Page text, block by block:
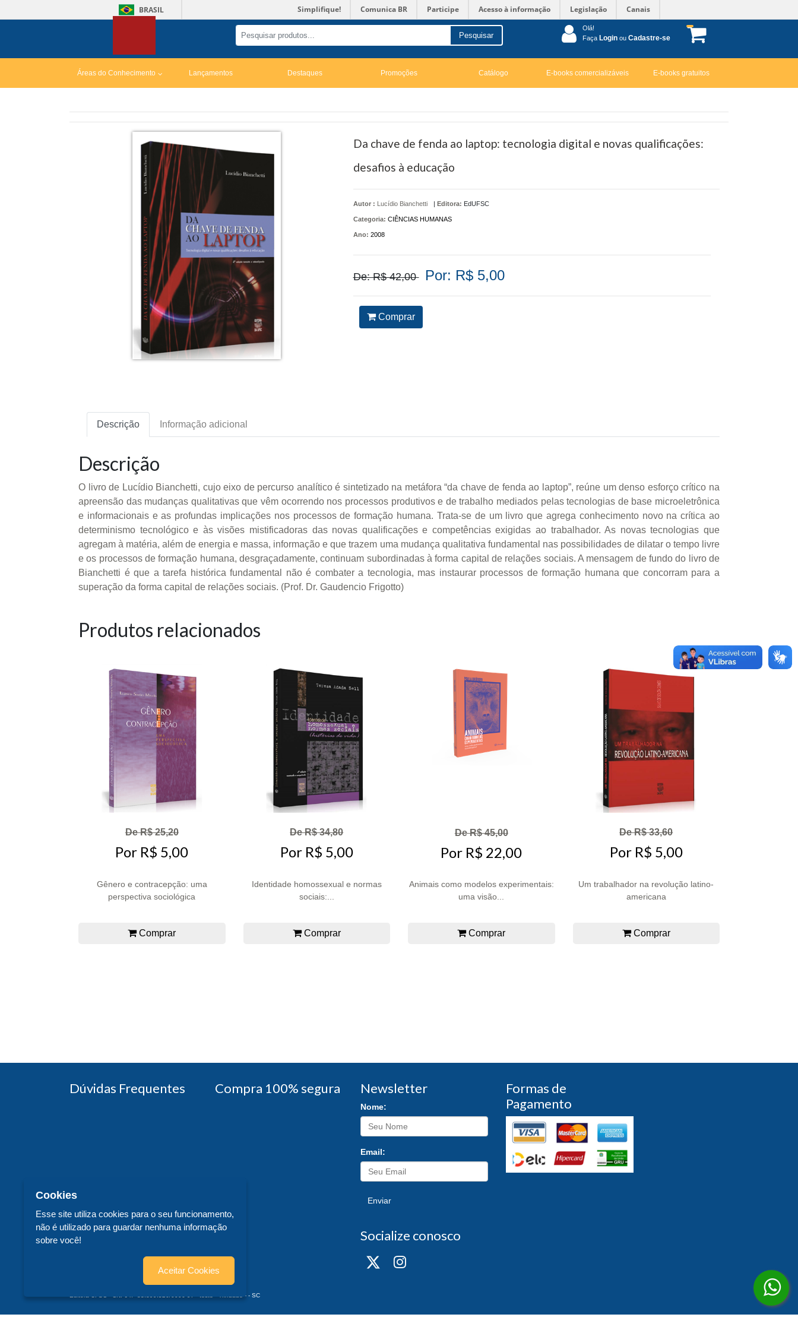
BRASIL Simplifique! Comunica BR Participe Acesso à informação Legislação Canais
Pesquisar
Olá!
Faça Login ou Cadastre-se
Áreas do Conhecimento Lançamentos Destaques Promoções Catálogo E-books comercializáveis E-books gratuitos
Da chave de fenda ao laptop: tecnologia digital e novas qualificações:
desafios à educação
Autor : Lucídio Bianchetti | Editora: EdUFSC
Categoria: CIÊNCIAS HUMANAS
Ano: 2008
De: R$ 42,00 Por: R$ 5,00
Comprar
Descrição Informação adicional
Descrição
O livro de Lucídio Bianchetti, cujo eixo de percurso analítico é sintetizado na metáfora “da chave de fenda ao laptop”, reúne um denso esforço crítico na
apreensão das mudanças qualitativas que vêm ocorrendo nos processos produtivos e de trabalho mediados pelas tecnologias de base microeletrônica
e informacionais e as profundas implicações nos processos de formação humana. Trata-se de um livro que agrega conhecimento novo na crítica ao
determinismo tecnológico e às visões mistificadoras das novas qualificações e competências exigidas ao trabalhador. As novas tecnologias que
agregam à matéria, além de energia e massa, informação e que trazem uma mudança qualitativa fundamental nas possibilidades de dilatar o tempo livre
e os processos de formação humana, desgraçadamente, continuam subordinadas à forma capital de relações sociais. A mensagem de fundo do livro de
Bianchetti é que a tarefa histórica fundamental não é combater a tecnologia, mas instaurar processos de formação humana que concorram para a
superação da forma capital de relações sociais. (Prof. Dr. Gaudencio Frigotto)
Produtos relacionados
De R$ 25,20
Por R$ 5,00
Gênero e contracepção: uma
perspectiva sociológica
Comprar
De R$ 34,80
Por R$ 5,00
Identidade homossexual e normas
sociais:...
Comprar
De R$ 45,00
Por R$ 22,00
Animais como modelos experimentais:
uma visão...
Comprar
De R$ 33,60
Por R$ 5,00
Um trabalhador na revolução latino-
americana
Comprar
Dúvidas Frequentes Compra 100% segura Newsletter
Nome:
Email:
Enviar
Socialize conosco
Formas de
Pagamento
Editora UFSC - CNPJ n° 83.899.526/0006-97 - teste - Trindade - - SC
Cookies
Esse site utiliza cookies para o seu funcionamento,
não é utilizado para guardar nenhuma informação
sobre você!
Aceitar Cookies